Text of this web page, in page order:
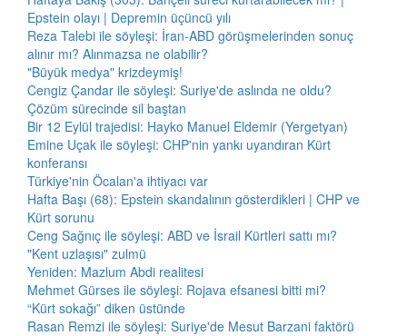
Epstein olayı | Depremin üçüncü yılı
Reza Talebi ile söyleşi: İran-ABD görüşmelerinden sonuç
alınır mı? Alınmazsa ne olabilir?
"Büyük medya" krizdeymiş!
Cengiz Çandar ile söyleşi: Suriye'de aslında ne oldu?
Çözüm sürecinde sil baştan
Bir 12 Eylül trajedisi: Hayko Manuel Eldemir (Yergetyan)
Emine Uçak ile söyleşi: CHP'nin yankı uyandıran Kürt
konferansı
Türkiye'nin Öcalan'a ihtiyacı var
Hafta Başı (68): Epstein skandalının gösterdikleri | CHP ve
Kürt sorunu
Ceng Sağnıç ile söyleşi: ABD ve İsrail Kürtleri sattı mı?
"Kent uzlaşısı" zulmü
Yeniden: Mazlum Abdi realitesi
Mehmet Gürses ile söyleşi: Rojava efsanesi bitti mi?
“Kürt sokağı” diken üstünde
Rasan Remzi ile söyleşi: Suriye'de Mesut Barzani faktörü